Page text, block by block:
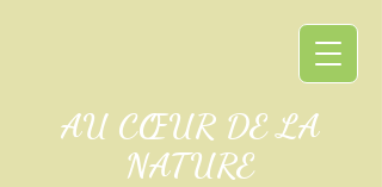
AU CŒUR DE LA
NATURE